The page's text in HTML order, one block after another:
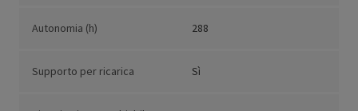
Autonomia (h) 288
Supporto per ricarica Sì